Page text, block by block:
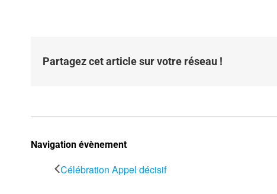
Partagez cet article sur votre réseau !
Navigation évènement
Célébration Appel décisif